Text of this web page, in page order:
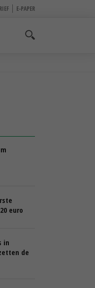
E-PAPER
euro
in
de